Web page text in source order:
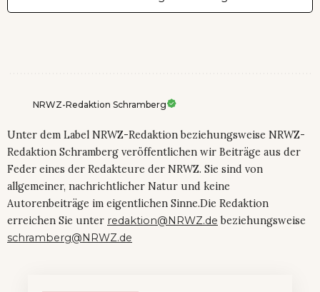
NRWZ-Redaktion Schramberg
Unter dem Label NRWZ-Redaktion beziehungsweise NRWZ-
Redaktion Schramberg veröffentlichen wir Beiträge aus der
Feder eines der Redakteure der NRWZ. Sie sind von
allgemeiner, nachrichtlicher Natur und keine
Autorenbeiträge im eigentlichen Sinne.Die Redaktion
erreichen Sie unter redaktion@NRWZ.de beziehungsweise
schramberg@NRWZ.de